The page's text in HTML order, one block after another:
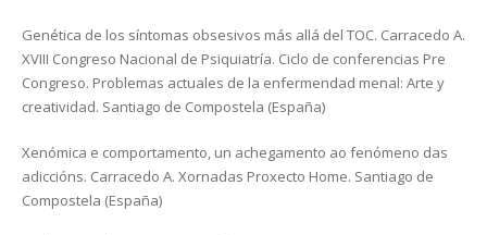
Genética de los síntomas obsesivos más allá del TOC. Carracedo A.
XVIII Congreso Nacional de Psiquiatría. Ciclo de conferencias Pre
Congreso. Problemas actuales de la enfermendad menal: Arte y
creatividad. Santiago de Compostela (España)
Xenómica e comportamento, un achegamento ao fenómeno das
adiccións. Carracedo A. Xornadas Proxecto Home. Santiago de
Compostela (España)